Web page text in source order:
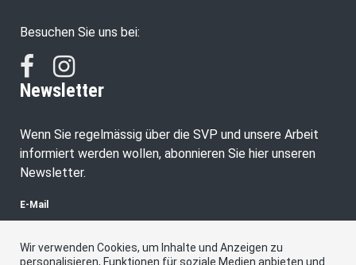
Besuchen Sie uns bei:
Newsletter
Wenn Sie regelmässig über die SVP und unsere Arbeit
informiert werden wollen, abonnieren Sie hier unseren
Newsletter.
E-Mail
Wir verwenden Cookies, um Inhalte und Anzeigen zu
personalisieren, Funktionen für soziale Medien anbieten und